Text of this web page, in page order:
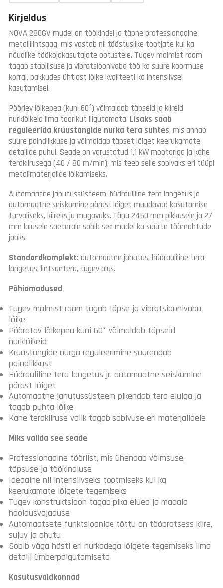
Kirjeldus
NOVA 280GV mudel on töökindel ja täpne professionaalne
metallilintsaag, mis vastab nii tööstuslike tootjate kui ka
nõudlike töökojakasutajate ootustele. Tugev malmist raam
tagab stabiilsuse ja vibratsioonivaba töö ka suure koormuse
korral, pakkudes ühtlast lõike kvaliteeti ka intensiivsel
kasutamisel.
Pöörlev lõikepea (kuni 60°) võimaldab täpseid ja kiireid
nurklõikeid ilma toorikut liigutamata. Lisaks saab
reguleerida kruustangide nurka tera suhtes, mis annab
suure paindlikkuse ja võimaldab täpset lõiget keerukamate
detailide puhul. Seade on varustatud 1,1 kW mootoriga ja kahe
terakiirusega (40 / 80 m/min), mis teeb selle sobivaks eri tüüpi
metallmaterjalide lõikamiseks.
Automaatne jahutussüsteem, hüdrauliline tera langetus ja
automaatne seiskumine pärast lõiget muudavad kasutamise
turvaliseks, kiireks ja mugavaks. Tänu 2450 mm pikkusele ja 27
mm laiusele saeterale sobib see mudel ka suurte töömahtude
jaoks.
Standardkomplekt: automaatne jahutus, hüdrauliline tera
langetus, lintsaetera, tugev alus.
Põhiomadused
Tugev malmist raam tagab täpse ja vibratsioonivaba
lõike
Pööratav lõikepea kuni 60° võimaldab täpseid
nurklõikeid
Kruustangide nurga reguleerimine suurendab
paindlikkust
Hüdrauliline tera langetus ja automaatne seiskumine
pärast lõiget
Automaatne jahutussüsteem pikendab tera eluiga ja
tagab puhta lõike
Kahe terakiiruse valik tagab sobivuse eri materjalidele
Miks valida see seade
Professionaalne tööriist, mis ühendab võimsuse,
täpsuse ja töökindluse
Ideaalne nii intensiivseks tootmiseks kui ka
keerukamate lõigete tegemiseks
Tugev konstruktsioon tagab pika eluea ja madala
hooldusvajaduse
Automaatsete funktsioonide tõttu on tööprotsess kiire,
sujuv ja ohutu
Sobib väga hästi eri nurkadega lõigete tegemiseks ilma
detaili ümberpaigutamiseta
Kasutusvaldkonnad